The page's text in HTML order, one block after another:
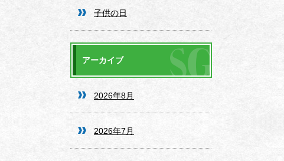
子供の日
アーカイブ
2026年8月
2026年7月